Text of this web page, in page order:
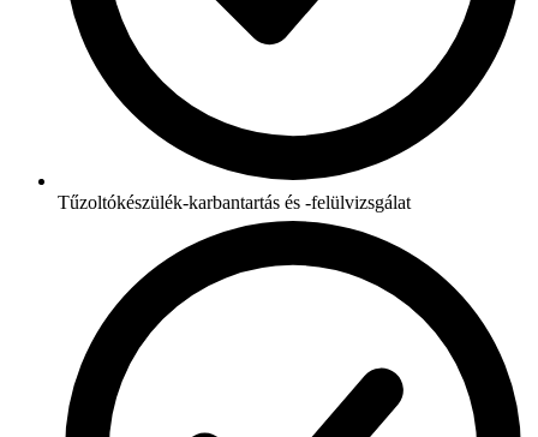
Tűzoltókészülék-karbantartás és -felülvizsgálat